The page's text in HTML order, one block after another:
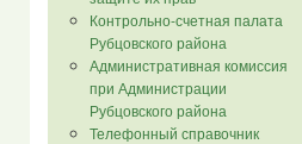
Контрольно-счетная палата
Рубцовского района
Административная комиссия
при Администрации
Рубцовского района
Телефонный справочник